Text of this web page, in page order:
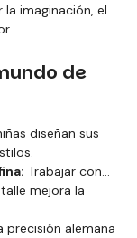
imaginación, el
de
diseñan sus
Trabajar con
mejora la
precisión alemana